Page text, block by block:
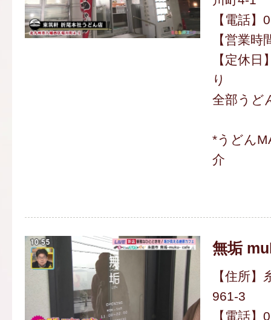
【電話
【営業
【定休
り
全部うど
*うどん
介
無垢
【住所
961-3
【電話